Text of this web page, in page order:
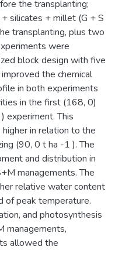
the transplanting;
silicates + millet (G + S
transplanting, plus two
were
block design with five
the chemical
in both experiments
in the first (168, 0)
experiment. This
in relation to the
(90, 0 t ha -1 ). The
and distribution in
managements. The
relative water content
of peak temperature.
and photosynthesis
managements,
allowed the